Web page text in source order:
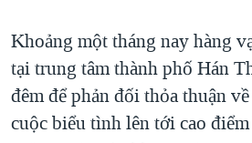
Khoảng một tháng nay hàng
tại trung tâm thành phố Hán
đêm để phản đối thỏa thuận
cuộc biểu tình lên tới cao